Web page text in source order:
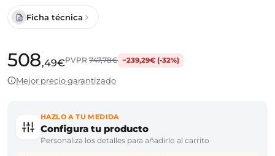
Ficha técnica
508,49€PVPR747,78€ −239,29€ (-32%)
Mejor precio garantizado
HAZLO A TU MEDIDA
Configura tu producto
Personaliza los detalles para añadirlo al carrito